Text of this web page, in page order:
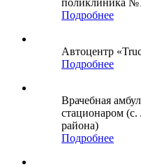
Подробнее
Автоцентр
Подробнее
Врачебная
стационаром (с.
района)
Подробнее